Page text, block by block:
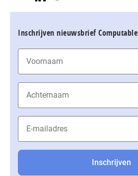
Inschrijven nieuwsbrief Computable